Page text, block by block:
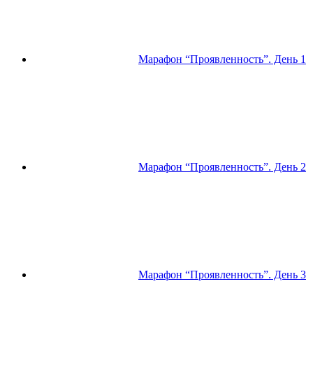
Марафон “Проявленность”. День 1
Марафон “Проявленность”. День 2
Марафон “Проявленность”. День 3